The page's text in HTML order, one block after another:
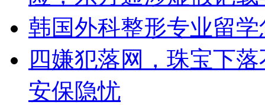
韩国外科整形专业留
四嫌犯落网，珠宝下
安保隐忧